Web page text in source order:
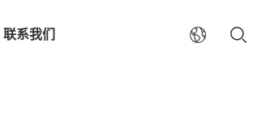
联系我们